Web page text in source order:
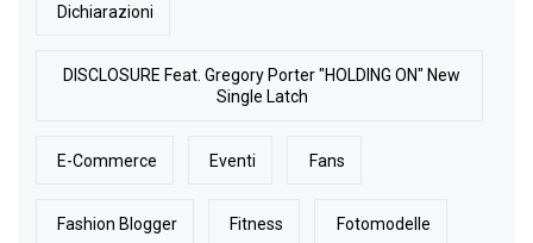
Dichiarazioni
DISCLOSURE Feat. Gregory Porter "HOLDING ON" New
Single Latch
E-Commerce Eventi Fans
Fashion Blogger Fitness Fotomodelle